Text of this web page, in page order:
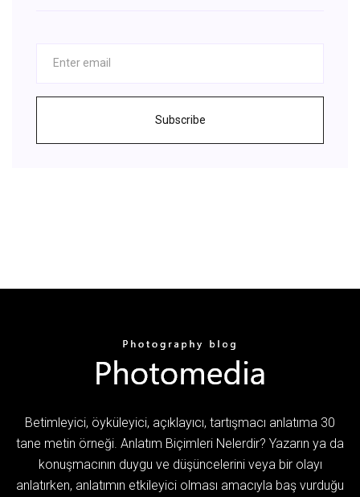
Subscribe
Betimleyici, öyküleyici, açıklayıcı, tartışmacı anlatıma 30
tane metin örneği. Anlatım Biçimleri Nelerdir? Yazarın ya da
konuşmacının duygu ve düşüncelerini veya bir olayı
anlatırken, anlatımın etkileyici olması amacıyla baş vurduğu